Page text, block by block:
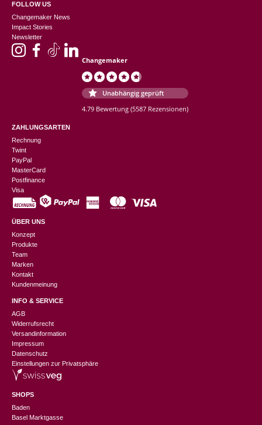
FOLLOW US
Changemaker News
Impact Stories
Newsletter
Changemaker
Unabhängig geprüft
4.79 Bewertung (5587 Rezensionen)
ZAHLUNGSARTEN
Rechnung
Twint
PayPal
MasterCard
Postfinance
Visa
ÜBER UNS
Konzept
Produkte
Team
Marken
Kontakt
Kundenmeinung
INFO & SERVICE
AGB
Widerrufsrecht
Versandinformation
Impressum
Datenschutz
Einstellungen zur Privatsphäre
SHOPS
Baden
Basel Marktgasse